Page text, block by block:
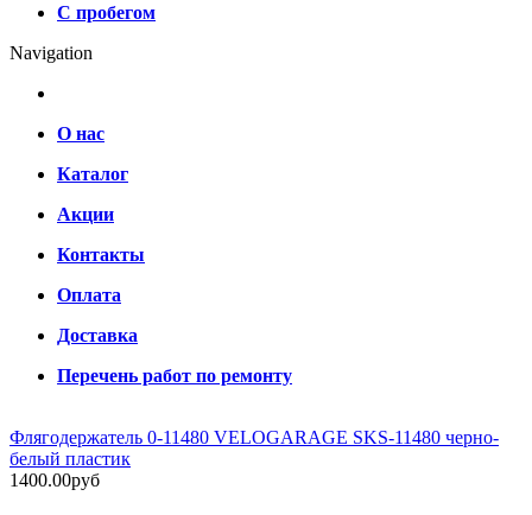
С пробегом
Navigation
О нас
Каталог
Акции
Контакты
Оплата
Доставка
Перечень работ по ремонту
Флягодержатель 0-11480 VELOGARAGE SKS-11480 черно-
белый пластик
1400.00руб